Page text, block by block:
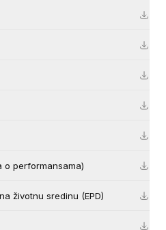
o performansama)
životnu sredinu (EPD)